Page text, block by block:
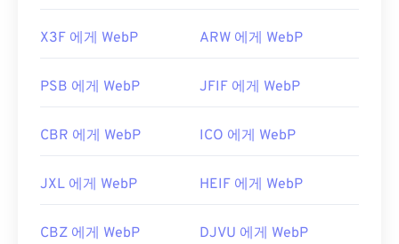
X3F 에게 WebP ARW 에게 WebP
PSB 에게 WebP JFIF 에게 WebP
CBR 에게 WebP ICO 에게 WebP
JXL 에게 WebP HEIF 에게 WebP
CBZ 에게 WebP DJVU 에게 WebP